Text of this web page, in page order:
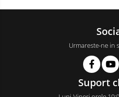
Urmareste-ne in
Suport